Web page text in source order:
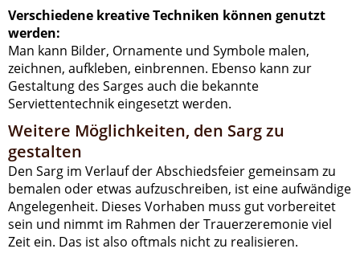
Verschiedene kreative Techniken können genutzt
werden:
Man kann Bilder, Ornamente und Symbole malen,
zeichnen, aufkleben, einbrennen. Ebenso kann zur
Gestaltung des Sarges auch die bekannte
Serviettentechnik eingesetzt werden.
Weitere Möglichkeiten, den Sarg zu
gestalten
Den Sarg im Verlauf der Abschiedsfeier gemeinsam zu
bemalen oder etwas aufzuschreiben, ist eine aufwändige
Angelegenheit. Dieses Vorhaben muss gut vorbereitet
sein und nimmt im Rahmen der Trauerzeremonie viel
Zeit ein. Das ist also oftmals nicht zu realisieren.